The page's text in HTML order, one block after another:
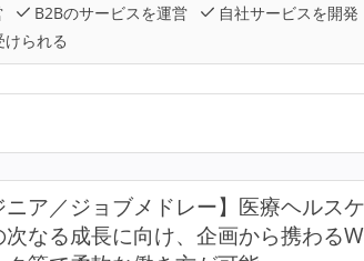
B2Bのサービスを運営
自社サービスを開発
られる
ニア／ジョブメドレー】医療ヘルス
なる成長に向け、企画から携わる